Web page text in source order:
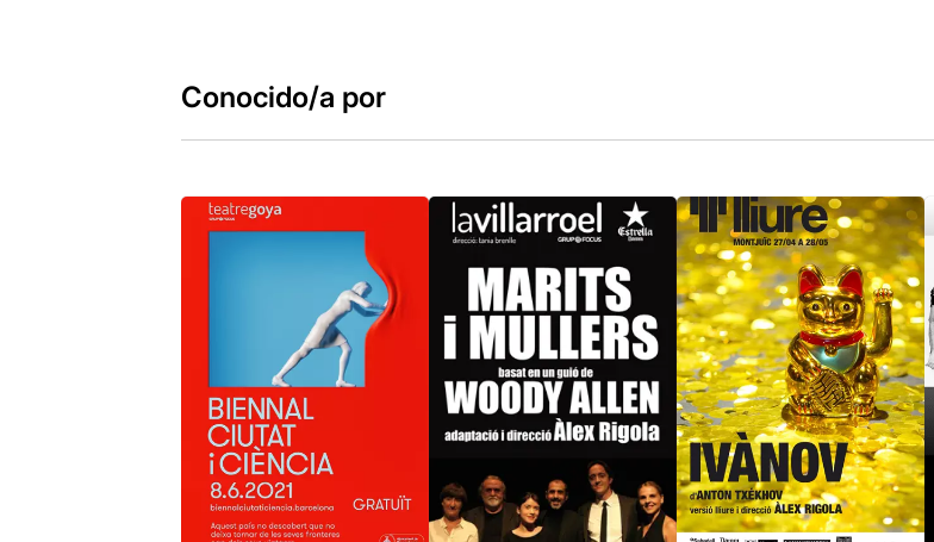
Conocido/a por